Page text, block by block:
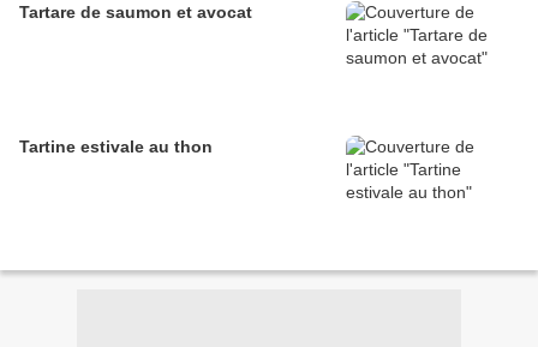
Tartare de saumon et avocat
Tartine estivale au thon